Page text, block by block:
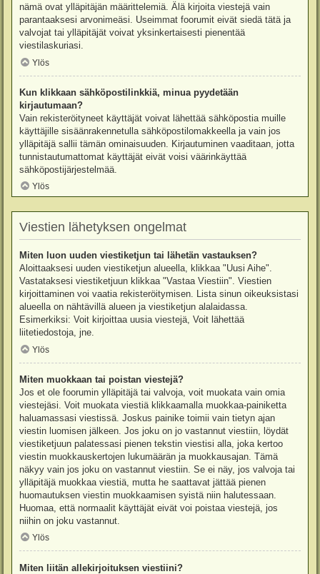
nämä ovat ylläpitäjän määrittelemiä. Älä kirjoita viestejä vain
parantaaksesi arvonimeäsi. Useimmat foorumit eivät siedä tätä ja
valvojat tai ylläpitäjät voivat yksinkertaisesti pienentää
viestilaskuriasi.
Ylös
Kun klikkaan sähköpostilinkkiä, minua pyydetään
kirjautumaan?
Vain rekisteröityneet käyttäjät voivat lähettää sähköpostia muille
käyttäjille sisäänrakennetulla sähköpostilomakkeella ja vain jos
ylläpitäjä sallii tämän ominaisuuden. Kirjautuminen vaaditaan, jotta
tunnistautumattomat käyttäjät eivät voisi väärinkäyttää
sähköpostijärjestelmää.
Ylös
Viestien lähetyksen ongelmat
Miten luon uuden viestiketjun tai lähetän vastauksen?
Aloittaaksesi uuden viestiketjun alueella, klikkaa "Uusi Aihe".
Vastataksesi viestiketjuun klikkaa "Vastaa Viestiin". Viestien
kirjoittaminen voi vaatia rekisteröitymisen. Lista sinun oikeuksistasi
alueella on nähtävillä alueen ja viestiketjun alalaidassa.
Esimerkiksi: Voit kirjoittaa uusia viestejä, Voit lähettää
liitetiedostoja, jne.
Ylös
Miten muokkaan tai poistan viestejä?
Jos et ole foorumin ylläpitäjä tai valvoja, voit muokata vain omia
viestejäsi. Voit muokata viestiä klikkaamalla muokkaa-painiketta
haluamassasi viestissä. Joskus painike toimii vain tietyn ajan
viestin luomisen jälkeen. Jos joku on jo vastannut viestiin, löydät
viestiketjuun palatessasi pienen tekstin viestisi alla, joka kertoo
viestin muokkauskertojen lukumäärän ja muokkausajan. Tämä
näkyy vain jos joku on vastannut viestiin. Se ei näy, jos valvoja tai
ylläpitäjä muokkaa viestiä, mutta he saattavat jättää pienen
huomautuksen viestin muokkaamisen syistä niin halutessaan.
Huomaa, että normaalit käyttäjät eivät voi poistaa viestejä, jos
niihin on joku vastannut.
Ylös
Miten liitän allekirjoituksen viestiini?